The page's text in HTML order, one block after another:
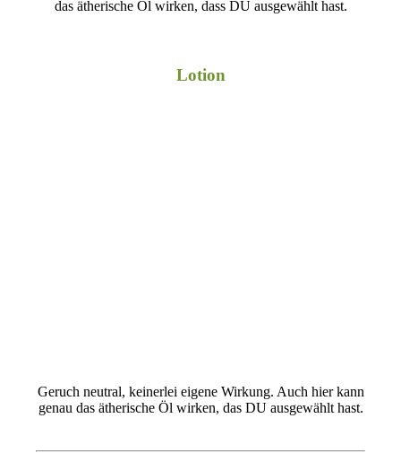
das ätherische Öl wirken, dass DU ausgewählt hast.
Lotion
Geruch neutral, keinerlei eigene Wirkung. Auch hier kann
genau das ätherische Öl wirken, das DU ausgewählt hast.